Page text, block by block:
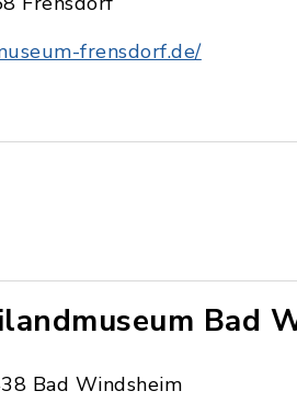
frensdorf.de/
Bad
Bad Windsheim